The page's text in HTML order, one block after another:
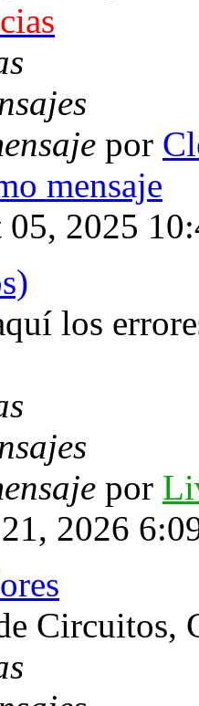
por
05, 2025
los
por
2026
Circuitos,